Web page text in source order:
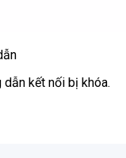
kết nối bị khóa.